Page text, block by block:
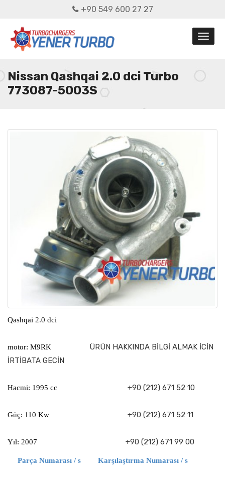
+90 549 600 27 27
Nissan Qashqai 2.0 dci Turbo
773087-5003S
Qashqai 2.0 dci
motor: M9RK ÜRÜN HAKKINDA BİLGİ ALMAK İCİN
İRTİBATA GECİN
Hacmi: 1995 cc +90 (212) 671 52 10
Güç: 110 Kw +90 (212) 671 52 11
Yıl: 2007 +90 (212) 671 99 00
Parça Numarası / s Karşılaştırma Numarası / s